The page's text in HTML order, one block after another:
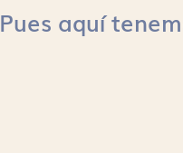
Pues aquí